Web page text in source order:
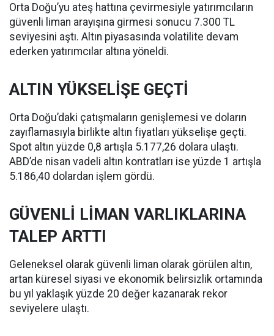
Orta Doğu’yu ateş hattına çevirmesiyle yatırımcıların
güvenli liman arayışına girmesi sonucu 7.300 TL
seviyesini aştı. Altın piyasasında volatilite devam
ederken yatırımcılar altına yöneldi.
ALTIN YÜKSELİŞE GEÇTİ
Orta Doğu’daki çatışmaların genişlemesi ve doların
zayıflamasıyla birlikte altın fiyatları yükselişe geçti.
Spot altın yüzde 0,8 artışla 5.177,26 dolara ulaştı.
ABD’de nisan vadeli altın kontratları ise yüzde 1 artışla
5.186,40 dolardan işlem gördü.
GÜVENLİ LİMAN VARLIKLARINA
TALEP ARTTI
Geleneksel olarak güvenli liman olarak görülen altın,
artan küresel siyasi ve ekonomik belirsizlik ortamında
bu yıl yaklaşık yüzde 20 değer kazanarak rekor
seviyelere ulaştı.